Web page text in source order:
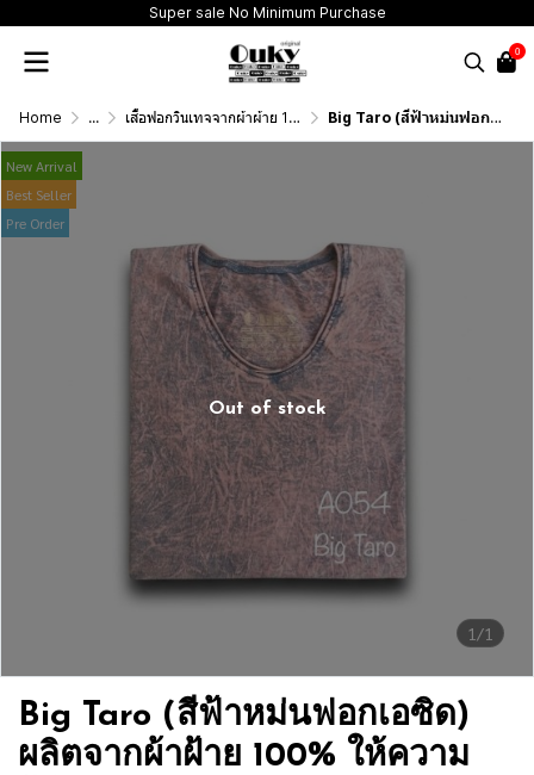
Super sale No Minimum Purchase
0
Home ... เสื้อฟอกวินเทจจากผ้าผ้าย 100 เปอร์เซนต์ รุ่นดั้งเดิม (T-Shirt Originai Vintage Washed Cotton 100%) Big Taro (สีฟ้าหม่นฟอกเอซิด) ผลิตจากผ้าฝ้าย 100% ให้ความรู้สึกนุ่มฟู เบาสบาย
1/1
New Arrival
Best Seller
Pre Order
Out of stock
Big Taro (สีฟ้าหม่นฟอกเอซิด)
ผลิตจากผ้าฝ้าย 100% ให้ความ